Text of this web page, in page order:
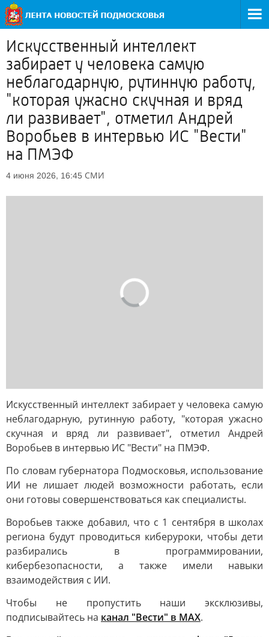
Искусственный интеллект
забирает у человека самую
неблагодарную, рутинную работу,
"которая ужасно скучная и вряд
ли развивает", отметил Андрей
Воробьев в интервью ИС "Вести"
на ПМЭФ
4 июня 2026, 16:45 СМИ
Искусственный интеллект забирает у человека самую
неблагодарную, рутинную работу, "которая ужасно
скучная и вряд ли развивает", отметил Андрей
Воробьев в интервью ИС "Вести" на ПМЭФ.
По словам губернатора Подмосковья, использование
ИИ не лишает людей возможности работать, если
они готовы совершенствоваться как специалисты.
Воробьев также добавил, что с 1 сентября в школах
региона будут проводиться киберуроки, чтобы дети
разбирались в программировании,
кибербезопасности, а также имели навыки
взаимодействия с ИИ.
Чтобы не пропустить наши эксклюзивы,
подписывайтесь на канал "Вести" в MAX.